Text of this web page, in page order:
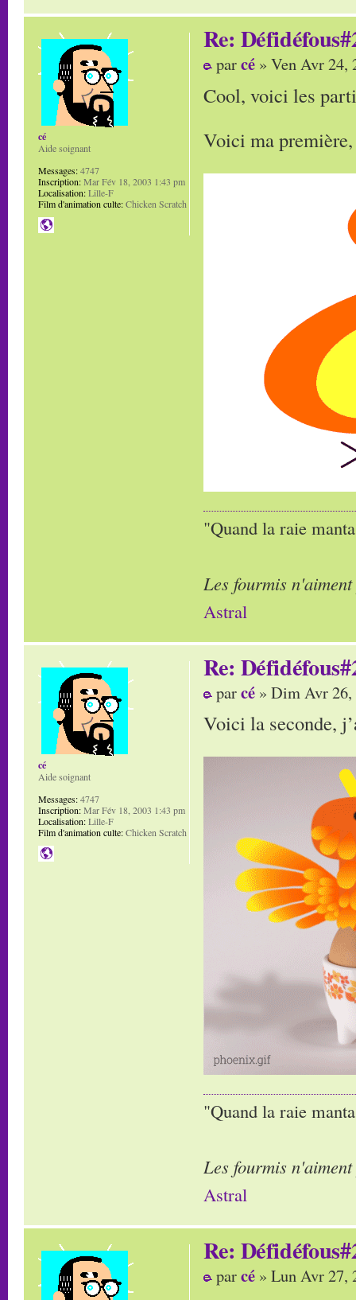
Re:
parcé » Ven Avr 24,
Cool, voici les
Voici ma
"Quand la raie
Les fourmis
Astral
cé
Aide soignant
Messages:4747
Inscription:Mar Fév 18, 2003 1:43 pm
Localisation:Lille-F
Film d'animation culte:Chicken Scratch
Re:
parcé » Dim Avr 26,
Voici la seconde,
"Quand la raie
Les fourmis
Astral
cé
Aide soignant
Messages:4747
Inscription:Mar Fév 18, 2003 1:43 pm
Localisation:Lille-F
Film d'animation culte:Chicken Scratch
Re:
parcé » Lun Avr 27,